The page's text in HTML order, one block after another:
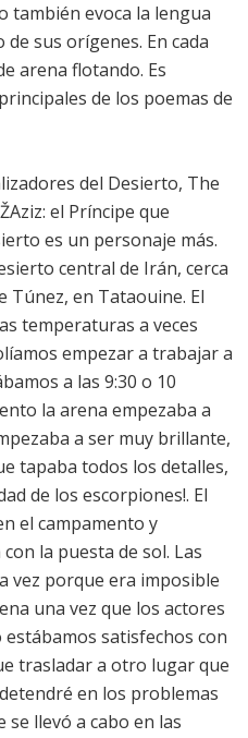
también evoca la lengua
sus orígenes. En cada
arena flotando. Es
de los poemas de
del Desierto, The
el Príncipe que
es un personaje más.
central de Irán, cerca
Túnez, en Tataouine. El
temperaturas a veces
empezar a trabajar a
a las 9:30 o 10
la arena empezaba a
a ser muy brillante,
tapaba todos los detalles,
de los escorpiones!. El
el campamento y
la puesta de sol. Las
vez porque era imposible
una vez que los actores
satisfechos con
trasladar a otro lugar que
en los problemas
llevó a cabo en las